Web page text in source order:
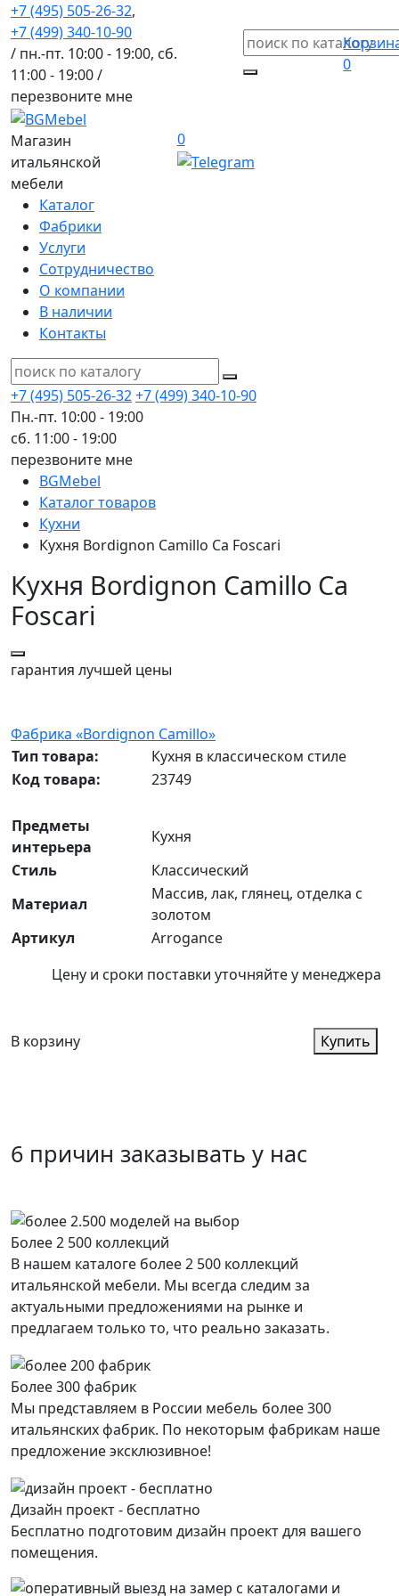
+7 (495) 505-26-32,
+7 (499) 340-10-90
/ пн.-пт. 10:00 - 19:00, сб.
11:00 - 19:00 /
перезвоните мне
0
Магазин
итальянской
мебели
0
Каталог
Фабрики
Услуги
Сотрудничество
О компании
В наличии
Контакты
+7 (495) 505-26-32+7 (499) 340-10-90
Пн.-пт. 10:00 - 19:00
сб. 11:00 - 19:00
перезвоните мне
BGMebel
Каталог товаров
Кухни
Кухня Bordignon Camillo Ca Foscari
Кухня Bordignon Camillo Ca
Foscari
гарантия лучшей цены
Фабрика «Bordignon Camillo»
Тип товара:
Кухня в классическом стиле
Код товара:
23749
Предметы
интерьера
Кухня
Стиль
Классический
Материал
Массив, лак, глянец, отделка с
золотом
Артикул
Arrogance
Цену и сроки поставки уточняйте у менеджера
В корзину Купить
6 причин заказывать у нас
Более 2 500 коллекций
В нашем каталоге более 2 500 коллекций
итальянской мебели. Мы всегда следим за
актуальными предложениями на рынке и
предлагаем только то, что реально заказать.
Более 300 фабрик
Мы представляем в России мебель более 300
итальянских фабрик. По некоторым фабрикам наше
предложение эксклюзивное!
Дизайн проект - бесплатно
Бесплатно подготовим дизайн проект для вашего
помещения.